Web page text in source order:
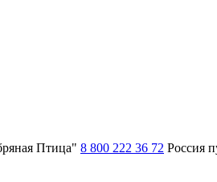
Птица" 8 800 222 36 72 Россия